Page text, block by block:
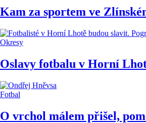
Kam za sportem ve
Okresy
Oslavy fotbalu v Horní
Fotbal
O vrchol málem přišel,